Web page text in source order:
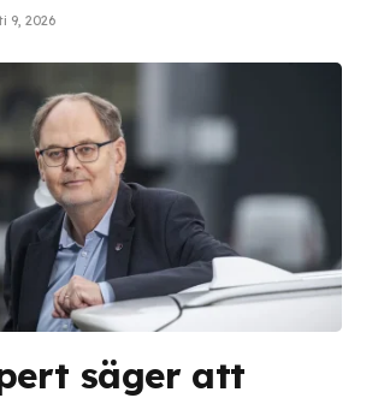
9, 2026
säger att